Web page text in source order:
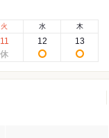
火
11
水
12
木
13